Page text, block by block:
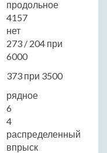
продольное
4157
нет
273 / 204 при
6000
373 при 3500
рядное
6
4
распределенный
впрыск